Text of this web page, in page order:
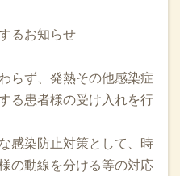
るお知らせ
らず、発熱その他感染症
る患者様の受け入れを行
感染防止対策として、時
の動線を分ける等の対応